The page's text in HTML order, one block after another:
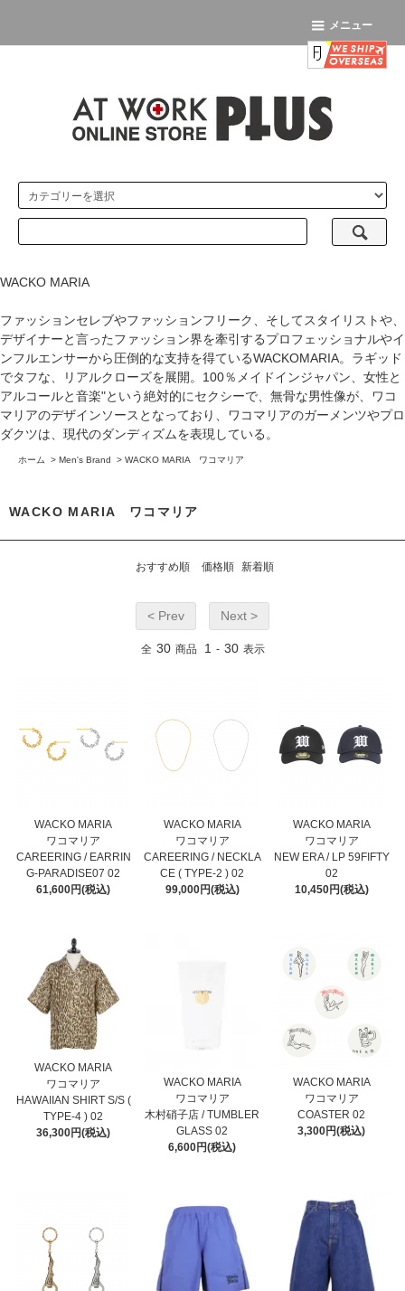
メニュー
WACKO MARIA
ファッションセレブやファッションフリーク、そしてスタイリストや、
デザイナーと言ったファッション界を牽引するプロフェッショナルやイ
ンフルエンサーから圧倒的な支持を得ているWACKOMARIA。ラギッド
でタフな、リアルクローズを展開。100％メイドインジャパン、女性と
アルコールと音楽"という絶対的にセクシーで、無骨な男性像が、ワコ
マリアのデザインソースとなっており、ワコマリアのガーメンツやプロ
ダクツは、現代のダンディズムを表現している。
ホーム > Men's Brand > WACKO MARIA ワコマリア
WACKO MARIA ワコマリア
おすすめ順 価格順 新着順
< Prev Next >
全 30 商品 1 - 30 表示
WACKO MARIA
ワコマリア
CAREERING / EARRIN
G-PARADISE07 02
61,600円(税込)
WACKO MARIA
ワコマリア
CAREERING / NECKLA
CE ( TYPE-2 ) 02
99,000円(税込)
WACKO MARIA
ワコマリア
NEW ERA / LP 59FIFTY
02
10,450円(税込)
WACKO MARIA
ワコマリア
HAWAIIAN SHIRT S/S (
TYPE-4 ) 02
36,300円(税込)
WACKO MARIA
ワコマリア
木村硝子店 / TUMBLER
GLASS 02
6,600円(税込)
WACKO MARIA
ワコマリア
COASTER 02
3,300円(税込)